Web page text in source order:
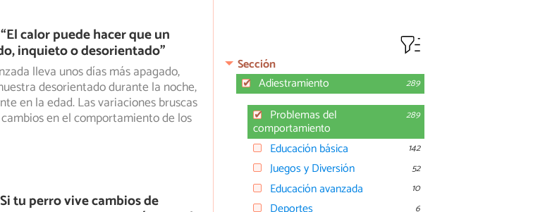
calor puede hacer que un
inquieto o desorientado”
lleva unos días más apagado,
desorientado durante la noche,
en la edad. Las variaciones bruscas
en el comportamiento de los
tu perro vive cambios de
Sección
Adiestramiento
289
Problemas del
comportamiento
289
Educación básica 142
Juegos y Diversión 52
Educación avanzada 10
6